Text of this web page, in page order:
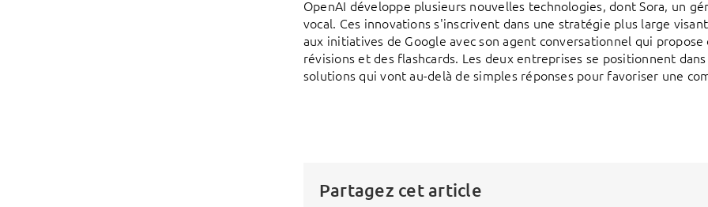
OpenAI développe plusieurs nouvelles technologies, dont Sora, un
vocal. Ces innovations s'inscrivent dans une stratégie plus large
aux initiatives de Google avec son agent conversationnel qui
révisions et des flashcards. Les deux entreprises se positionnent
solutions qui vont au-delà de simples réponses pour favoriser une
Partagez cet article